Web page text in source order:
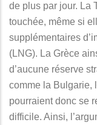
de plus par jour. La
touchée, même si
supplémentaires
(LNG). La Grèce
d’aucune réserve
comme la Bulgarie,
pourraient donc se
difficile. Ainsi,